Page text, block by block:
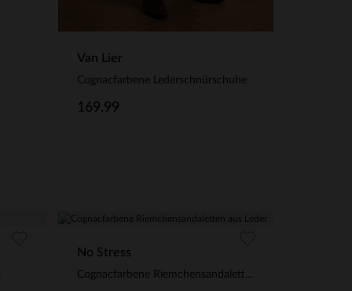
Van Lier
Cognacfarbene Lederschnürschuhe
169.99
No Stress